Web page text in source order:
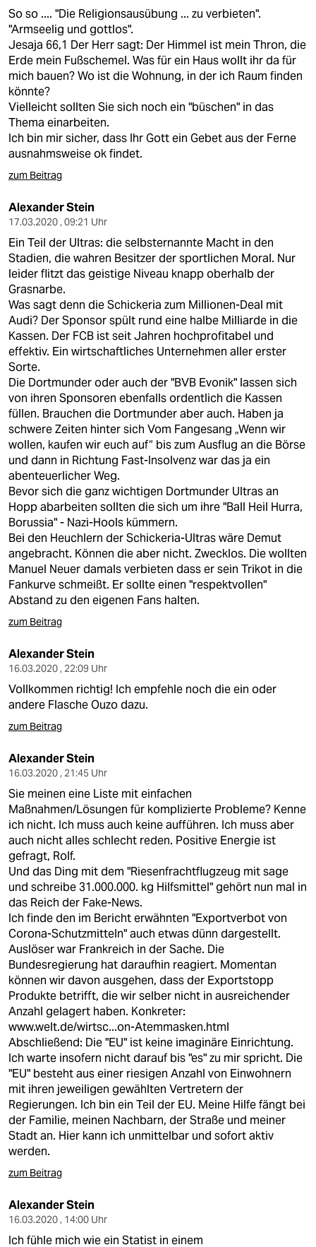
So so .... "Die Religionsausübung ... zu verbieten".
"Armseelig und gottlos".
Jesaja 66,1 Der Herr sagt: Der Himmel ist mein Thron, die
Erde mein Fußschemel. Was für ein Haus wollt ihr da für
mich bauen? Wo ist die Wohnung, in der ich Raum finden
könnte?
Vielleicht sollten Sie sich noch ein "büschen" in das
Thema einarbeiten.
Ich bin mir sicher, dass Ihr Gott ein Gebet aus der Ferne
ausnahmsweise ok findet.
zum Beitrag
Alexander Stein
17.03.2020 , 09:21 Uhr
Ein Teil der Ultras: die selbsternannte Macht in den
Stadien, die wahren Besitzer der sportlichen Moral. Nur
leider flitzt das geistige Niveau knapp oberhalb der
Grasnarbe.
Was sagt denn die Schickeria zum Millionen-Deal mit
Audi? Der Sponsor spült rund eine halbe Milliarde in die
Kassen. Der FCB ist seit Jahren hochprofitabel und
effektiv. Ein wirtschaftliches Unternehmen aller erster
Sorte.
Die Dortmunder oder auch der "BVB Evonik" lassen sich
von ihren Sponsoren ebenfalls ordentlich die Kassen
füllen. Brauchen die Dortmunder aber auch. Haben ja
schwere Zeiten hinter sich Vom Fangesang „Wenn wir
wollen, kaufen wir euch auf“ bis zum Ausflug an die Börse
und dann in Richtung Fast-Insolvenz war das ja ein
abenteuerlicher Weg.
Bevor sich die ganz wichtigen Dortmunder Ultras an
Hopp abarbeiten sollten die sich um ihre "Ball Heil Hurra,
Borussia" - Nazi-Hools kümmern.
Bei den Heuchlern der Schickeria-Ultras wäre Demut
angebracht. Können die aber nicht. Zwecklos. Die wollten
Manuel Neuer damals verbieten dass er sein Trikot in die
Fankurve schmeißt. Er sollte einen "respektvollen"
Abstand zu den eigenen Fans halten.
zum Beitrag
Alexander Stein
16.03.2020 , 22:09 Uhr
Vollkommen richtig! Ich empfehle noch die ein oder
andere Flasche Ouzo dazu.
zum Beitrag
Alexander Stein
16.03.2020 , 21:45 Uhr
Sie meinen eine Liste mit einfachen
Maßnahmen/Lösungen für komplizierte Probleme? Kenne
ich nicht. Ich muss auch keine aufführen. Ich muss aber
auch nicht alles schlecht reden. Positive Energie ist
gefragt, Rolf.
Und das Ding mit dem "Riesenfrachtflugzeug mit sage
und schreibe 31.000.000. kg Hilfsmittel" gehört nun mal in
das Reich der Fake-News.
Ich finde den im Bericht erwähnten "Exportverbot von
Corona-Schutzmitteln" auch etwas dünn dargestellt.
Auslöser war Frankreich in der Sache. Die
Bundesregierung hat daraufhin reagiert. Momentan
können wir davon ausgehen, dass der Exportstopp
Produkte betrifft, die wir selber nicht in ausreichender
Anzahl gelagert haben. Konkreter:
www.welt.de/wirtsc...on-Atemmasken.html
Abschließend: Die "EU" ist keine imaginäre Einrichtung.
Ich warte insofern nicht darauf bis "es" zu mir spricht. Die
"EU" besteht aus einer riesigen Anzahl von Einwohnern
mit ihren jeweiligen gewählten Vertretern der
Regierungen. Ich bin ein Teil der EU. Meine Hilfe fängt bei
der Familie, meinen Nachbarn, der Straße und meiner
Stadt an. Hier kann ich unmittelbar und sofort aktiv
werden.
zum Beitrag
Alexander Stein
16.03.2020 , 14:00 Uhr
Ich fühle mich wie ein Statist in einem